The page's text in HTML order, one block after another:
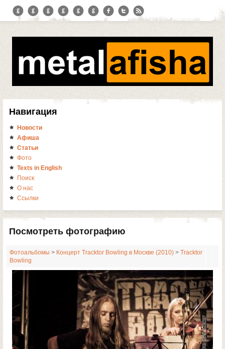
Навигация
Новости
Афиша
Статьи
Фото
Texts in English
Поиск
О нас
Ссылки
Посмотреть фотографию
Фотоальбомы > Концерт Tracktor Bowling в Москве (2010) > Tracktor
Bowling